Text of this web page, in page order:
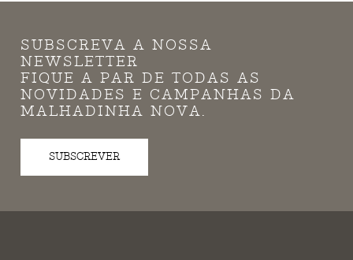
SUBSCREVA A NOSSA
NEWSLETTER
FIQUE A PAR DE TODAS AS
NOVIDADES E CAMPANHAS DA
MALHADINHA NOVA.
SUBSCREVER